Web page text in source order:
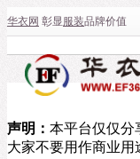
华衣网 彰显服装品牌价值
声明： 本平台仅仅分
大家不要用作商业用